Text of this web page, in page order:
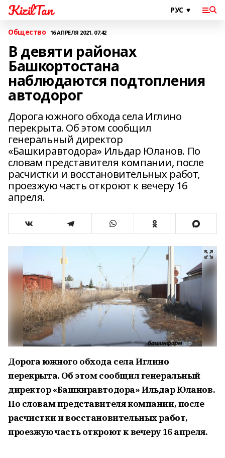
KizilTan
Общество 16 АПРЕЛЯ 2021, 07:42
В девяти районах
Башкортостана
наблюдаются подтопления
автодорог
Дорога южного обхода села Иглино
перекрыта. Об этом сообщил
генеральный директор
«Башкиравтодора» Ильдар Юланов. По
словам представителя компании, после
расчистки и восстановительных работ,
проезжую часть откроют к вечеру 16
апреля.
Дорога южного обхода села Иглино
перекрыта. Об этом сообщил генеральный
директор «Башкиравтодора» Ильдар Юланов.
По словам представителя компании, после
расчистки и восстановительных работ,
проезжую часть откроют к вечеру 16 апреля.